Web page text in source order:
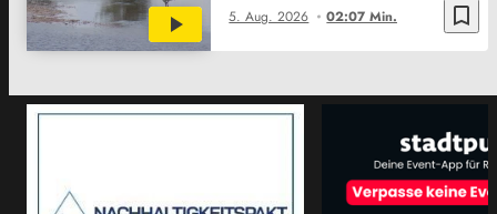
bookmark_border
5. Aug. 2026 02:07 Min.